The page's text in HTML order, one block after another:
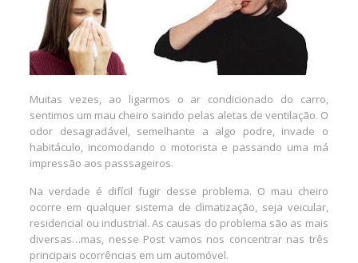
Muitas vezes, ao ligarmos o ar condicionado do carro,
sentimos um mau cheiro saindo pelas aletas de ventilação. O
odor desagradável, semelhante a algo podre, invade o
habitáculo, incomodando o motorista e passando uma má
impressão aos passsageiros.
Na verdade é difícil fugir desse problema. O mau cheiro
ocorre em qualquer sistema de climatização, seja veicular,
residencial ou industrial. As causas do problema são as mais
diversas…mas, nesse Post vamos nos concentrar nas três
principais ocorrências em um automóvel.